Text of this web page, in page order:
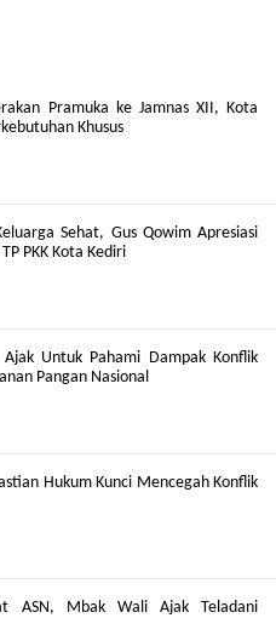
Pramuka ke Jamnas XII, Kota
Khusus
Sehat, Gus Qowim Apresiasi
PKK Kota Kediri
Untuk Pahami Dampak Konflik
Pangan Nasional
Hukum Kunci Mencegah Konflik
ASN, Mbak Wali Ajak Teladani